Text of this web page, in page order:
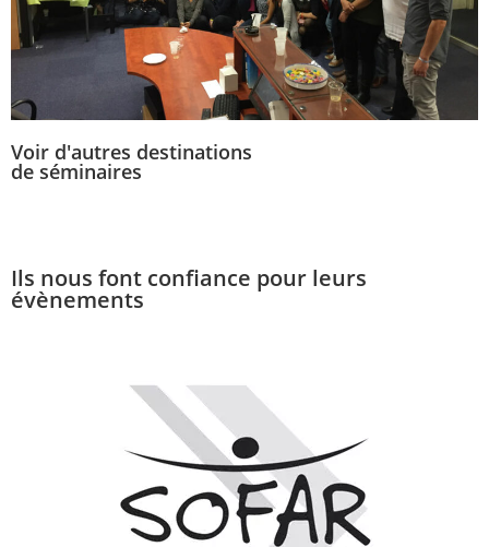
Voir d'autres destinations
de séminaires
Ils nous font confiance pour leurs
évènements